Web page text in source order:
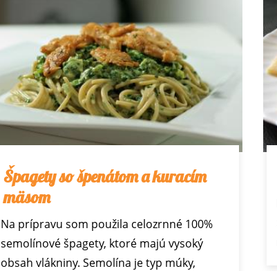
Špagety so špenátom a kuracím
mäsom
Na prípravu som použila celozrnné 100%
semolínové špagety, ktoré majú vysoký
obsah vlákniny. Semolína je typ múky,